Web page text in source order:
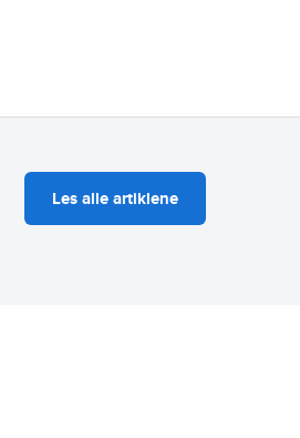
Les alle artiklene